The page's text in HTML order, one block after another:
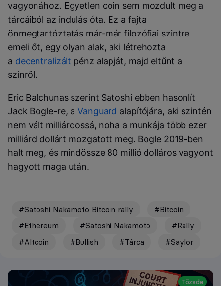
vagyonához. Egyetlen coin sem mozdult meg a
tárcáiból az indulás óta. Ez a fajta
önmegtartóztatás már-már filozófiai szintre
emeli őt, egy olyan alak, aki létrehozta
a decentralizált pénz alapját, majd eltűnt a
színről.
Eric Balchunas szerint Satoshi ebben hasonlít
Jack Bogle-re, aVanguard alapítójára, aki szintén
nem vált milliárdossá, noha a munkája több ezer
milliárd dollárt mozgatott meg. Bogle 2019-ben
halt meg, és mindössze 80 millió dolláros vagyont
hagyott maga után.
#Satoshi Nakamoto Bitcoin rally
#Bitcoin
#Ethereum
#Satoshi Nakamoto
#Rally
#Altcoin
#Bullish #Tárca #Saylor
Tőzsde